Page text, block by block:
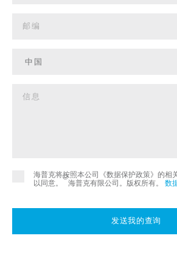
海普克将按照本公司《数据保护政策》的相
以同意。
©
海普克有限公司。版权所有。 数
发送我的查询